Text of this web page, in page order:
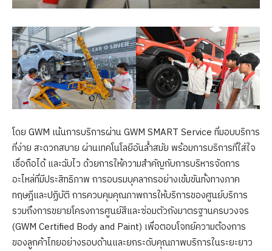
โดย GWM เน้นการบริการผ่าน GWM SMART Service ที่มอบบริการ
ที่ง่าย สะดวกสบาย ผ่านเทคโนโลยีอันล้ำสมัย พร้อมการบริการที่ใส่ใจ
เชื่อถือได้ และฉับไว ด้วยการให้ความสำคัญกับการบริหารจัดการ
อะไหล่ที่มีประสิทธิภาพ การอบรมบุคลากรอย่างเข้มขันทั้งทางภาค
ทฤษฎีและปฏิบัติ การควบคุมคุณภาพการให้บริการของศูนย์บริการ
รวมถึงการขยายโครงการศูนย์สีและซ่อมตัวถังมาตรฐานครบวงจร
(GWM Certified Body and Paint) เพื่อตอบโจทย์ความต้องการ
ของลูกค้าไทยอย่างรอบด้านและยกระดับคุณภาพบริการในระยะยาว